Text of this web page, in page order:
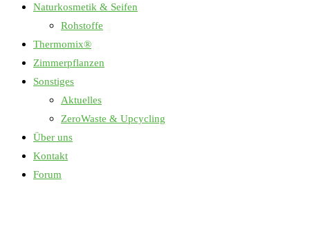
Naturkosmetik & Seifen
Rohstoffe
Thermomix®
Zimmerpflanzen
Sonstiges
Aktuelles
ZeroWaste & Upcycling
Über uns
Kontakt
Forum